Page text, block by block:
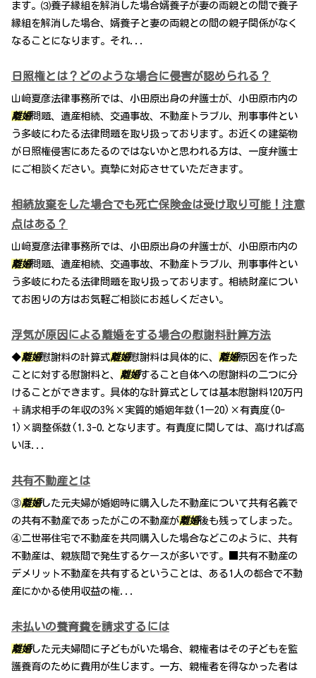
ます。⑶養子縁組を解消した場合婿養子が妻の両親との間で養子
縁組を解消した場合、婿養子と妻の両親との間の親子関係がなく
なることになります。それ...
日照権とは？どのような場合に侵害が認められる？
山﨑夏彦法律事務所では、小田原出身の弁護士が、小田原市内の
離婚問題、遺産相続、交通事故、不動産トラブル、刑事事件とい
う多岐にわたる法律問題を取り扱っております。お近くの建築物
が日照権侵害にあたるのではないかと思われる方は、一度弁護士
にご相談ください。真摯に対応させていただきます。
相続放棄をした場合でも死亡保険金は受け取り可能！注意
点はある？
山﨑夏彦法律事務所では、小田原出身の弁護士が、小田原市内の
離婚問題、遺産相続、交通事故、不動産トラブル、刑事事件とい
う多岐にわたる法律問題を取り扱っております。相続財産につい
てお困りの方はお気軽ご相談にお越しください。
浮気が原因による離婚をする場合の慰謝料計算方法
◆離婚慰謝料の計算式離婚慰謝料は具体的に、 離婚原因を作った
ことに対する慰謝料と、 離婚すること自体への慰謝料の二つに分
けることができます。具体的な計算式としては基本慰謝料120万円
＋請求相手の年収の3％×実質的婚姻年数(1ー20)×有責度(0-
1)×調整係数(1.3-0.となります。有責度に関しては、高ければ高
いほ...
共有不動産とは
③離婚した元夫婦が婚姻時に購入した不動産について共有名義で
の共有不動産であったがこの不動産が離婚後も残ってしまった。
④二世帯住宅で不動産を共同購入した場合などこのように、共有
不動産は、親族間で発生するケースが多いです。■共有不動産の
デメリット不動産を共有するということは、ある1人の都合で不動
産にかかる使用収益の権...
未払いの養育費を請求するには
離婚した元夫婦間に子どもがいた場合、親権者はその子どもを監
護養育のために費用が生じます。一方、親権者を得なかった者は